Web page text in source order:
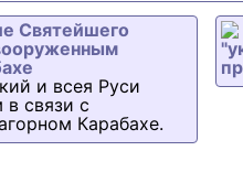
Святейшего
и всея Руси
в связи с
Карабахе.